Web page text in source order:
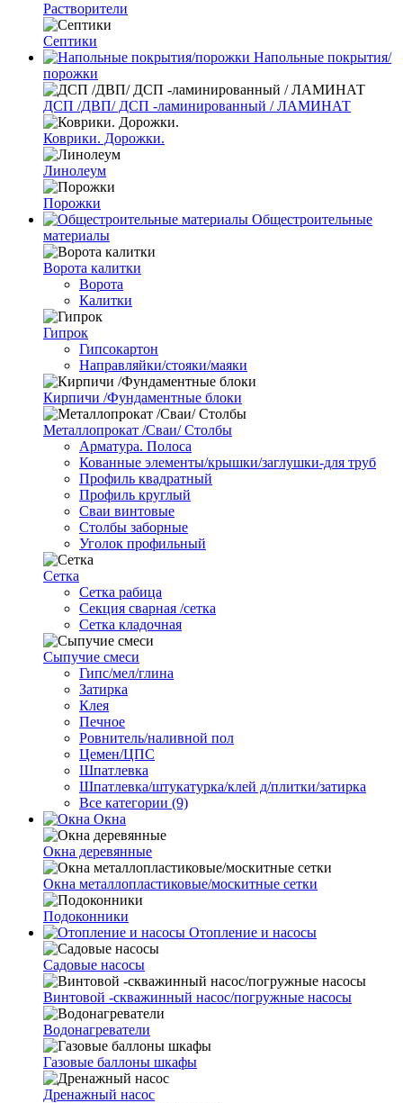
Растворители
Септики
Напольные покрытия/
порожки
ДСП /ДВП/ ДСП -ламинированный / ЛАМИНАТ
Коврики. Дорожки.
Линолеум
Порожки
Общестроительные
материалы
Ворота калитки
Ворота
Калитки
Гипрок
Гипсокартон
Направляйки/стояки/маяки
Кирпичи /Фундаментные блоки
Металлопрокат /Сваи/ Столбы
Арматура. Полоса
Кованные элементы/крышки/заглушки-для труб
Профиль квадратный
Профиль круглый
Сваи винтовые
Столбы заборные
Уголок профильный
Сетка
Cетка рабица
Секция сварная /сетка
Сетка кладочная
Сыпучие смеси
Гипс/мел/глина
Затирка
Клея
Печное
Ровнитель/наливной пол
Цемен/ЦПС
Шпатлевка
Шпатлевка/штукатурка/клей д/плитки/затирка
Все категории (9)
Окна
Окна деревянные
Окна металлопластиковые/москитные сетки
Подоконники
Отопление и насосы
Cадовые насосы
Винтовой -скважинный насос/погружные насосы
Водонагреватели
Газовые баллоны шкафы
Дренажный насос